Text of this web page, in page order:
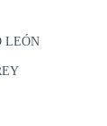
LEÓN